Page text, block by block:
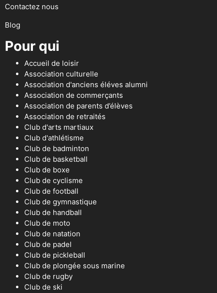
Contactez nous
Blog
Pour qui
Accueil de loisir
Association culturelle
Association d'anciens éléves alumni
Association de commerçants
Association de parents d’élèves
Association de retraités
Club d'arts martiaux
Club d'athlétisme
Club de badminton
Club de basketball
Club de boxe
Club de cyclisme
Club de football
Club de gymnastique
Club de handball
Club de moto
Club de natation
Club de padel
Club de pickleball
Club de plongée sous marine
Club de rugby
Club de ski